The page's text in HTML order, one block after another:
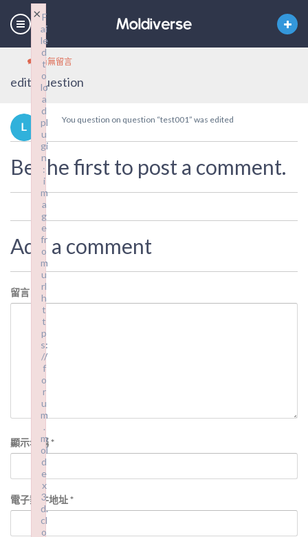
尚無留言
edit_question
You question on question “test001” was edited
Be the first to post a comment.
Add a comment
留言
顯示名稱*
電子郵件地址*
F
ai
le
d
t
o
lo
a
d
pl
u
gi
n
:
i
m
a
g
e
fr
o
m
u
rl
h
t
t
p
s:
//
f
o
r
u
m
.
m
ol
d
e
x
3
d.
cl
o
×F
ai
le
d
t
o
lo
a
d
pl
u
gi
n
:
i
m
a
g
e
fr
o
m
u
rl
h
t
t
p
s:
//
f
o
r
u
m
.
m
ol
d
e
x
3
d.
cl
o
×